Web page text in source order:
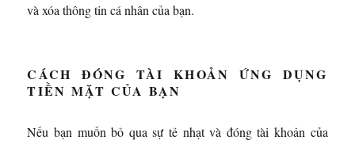
và xóa thông tin cá nhân của bạn.
CÁCH ĐÓNG TÀI KHOẢN ỨNG DỤNG
TIỀN MẶT CỦA BẠN
Nếu bạn muốn bỏ qua sự tẻ nhạt và đóng tài khoản của